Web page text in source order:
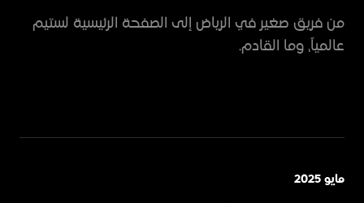
من فريق صغير في الرياض إلى الصفحة الرئيسية لستيم
عالمياً، وما القادم.
مايو 2025